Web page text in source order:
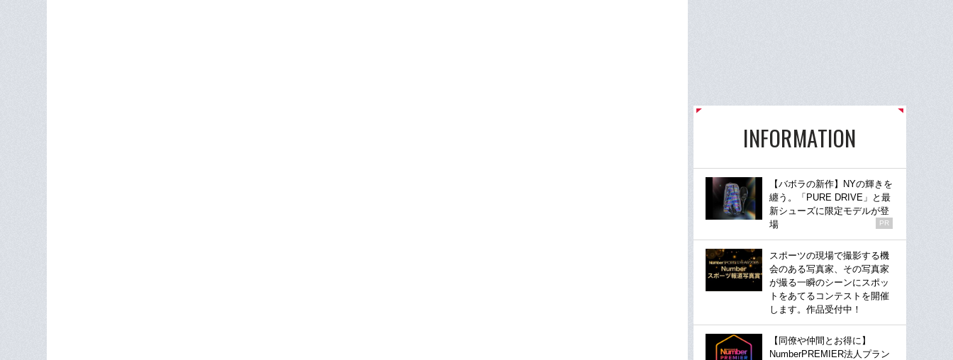
INFORMATION
【バボラの新作】NYの輝きを
纏う。「PURE DRIVE」と最
新シューズに限定モデルが登
場
PR
スポーツの現場で撮影する機
会のある写真家、その写真家
が撮る一瞬のシーンにスポッ
トをあてるコンテストを開催
します。作品受付中！
【同僚や仲間とお得に】
NumberPREMIER法人プラン